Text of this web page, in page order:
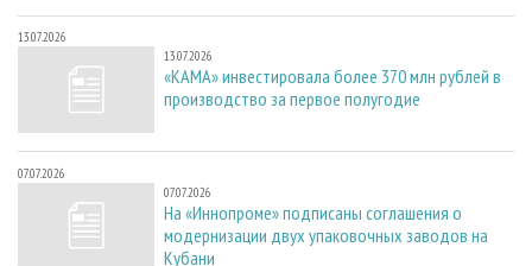
13.07.2026
13.07.2026
«КАМА» инвестировала более 370 млн рублей в
производство за первое полугодие
07.07.2026
07.07.2026
На «Иннопроме» подписаны соглашения о
модернизации двух упаковочных заводов на
Кубани